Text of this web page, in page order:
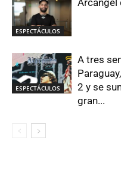
ESPECTÁCULOS
ESPECTÁCULOS
A tres
2 y se
gran...